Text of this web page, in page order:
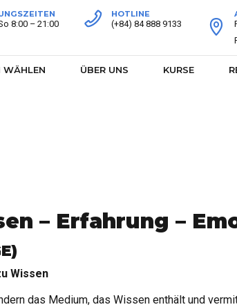
8:00 – 21:00
HOTLINE
(+84) 84 888 9133
WÄHLEN ÜBER UNS KURSE
– Erfahrung –
Wissen
das Medium, das Wissen enthält und